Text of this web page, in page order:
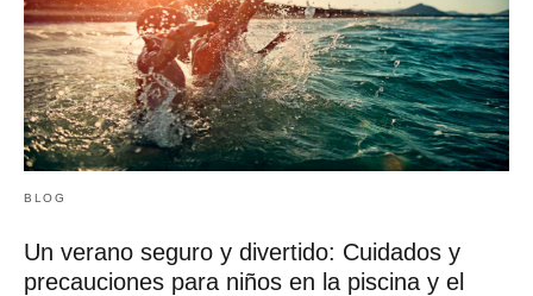
BLOG
Un verano seguro y divertido: Cuidados y
precauciones para niños en la piscina y el